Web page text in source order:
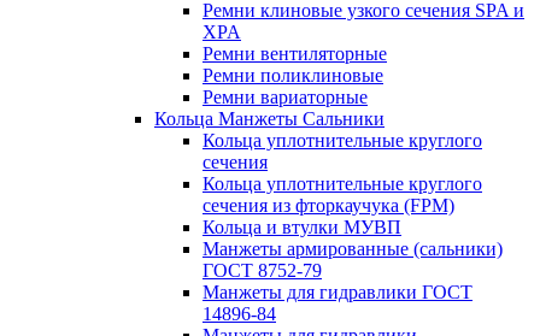
Ремни клиновые узкого сечения SPA и
XPA
Ремни вентиляторные
Ремни поликлиновые
Ремни вариаторные
Кольца Манжеты Сальники
Кольца уплотнительные круглого
сечения
Кольца уплотнительные круглого
сечения из фторкаучука (FPM)
Кольца и втулки МУВП
Манжеты армированные (сальники)
ГОСТ 8752-79
Манжеты для гидравлики ГОСТ
14896-84